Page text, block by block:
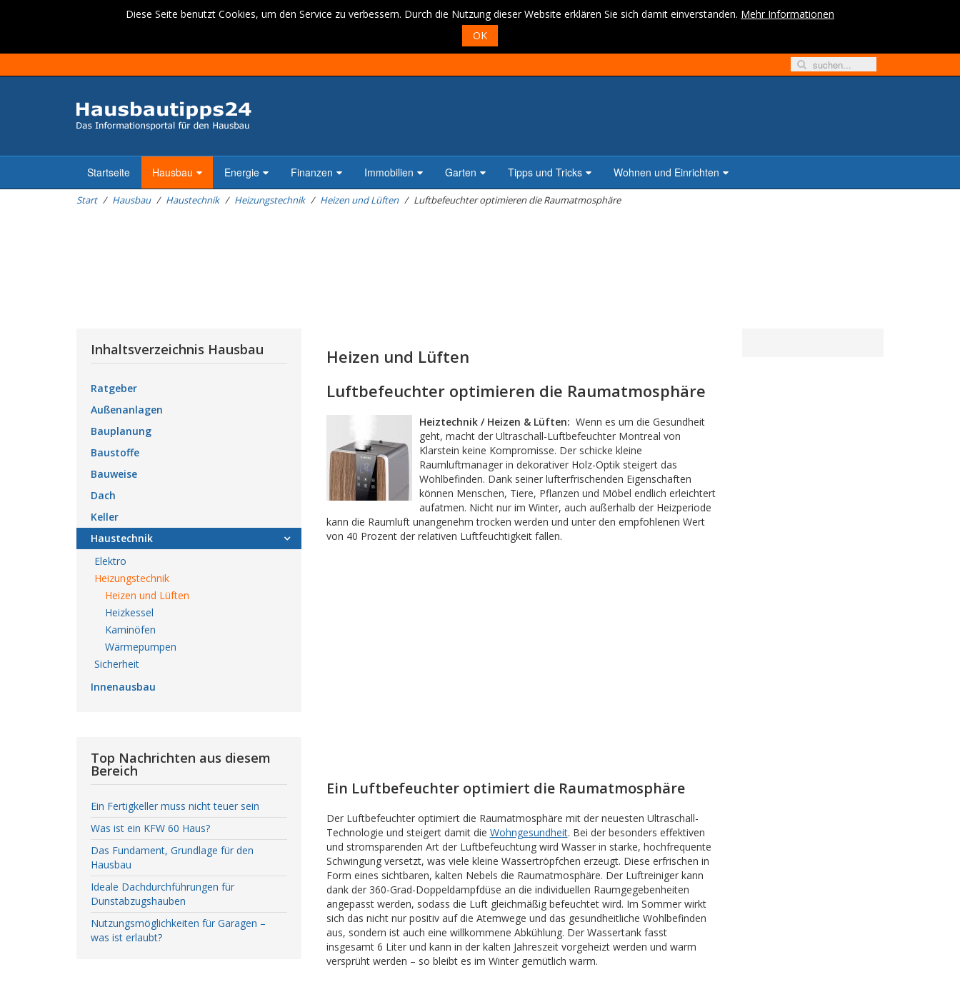
Diese Seite benutzt Cookies, um den Service zu verbessern. Durch die Nutzung dieser Website erklären Sie sich damit einverstanden. Mehr Informationen
OK
Startseite Hausbau Energie Finanzen Immobilien Garten Tipps und Tricks Wohnen und Einrichten
Start Hausbau Haustechnik Heizungstechnik Heizen und Lüften Luftbefeuchter optimieren die Raumatmosphäre
Heizen und Lüften
Luftbefeuchter optimieren die Raumatmosphäre
Heiztechnik / Heizen & Lüften: Wenn es um die Gesundheit
geht, macht der Ultraschall-Luftbefeuchter Montreal von
Klarstein keine Kompromisse. Der schicke kleine
Raumluftmanager in dekorativer Holz-Optik steigert das
Wohlbefinden. Dank seiner lufterfrischenden Eigenschaften
können Menschen, Tiere, Pflanzen und Möbel endlich erleichtert
aufatmen. Nicht nur im Winter, auch außerhalb der Heizperiode
kann die Raumluft unangenehm trocken werden und unter den empfohlenen Wert
von 40 Prozent der relativen Luftfeuchtigkeit fallen.
Ein Luftbefeuchter optimiert die Raumatmosphäre
Der Luftbefeuchter optimiert die Raumatmosphäre mit der neuesten Ultraschall-
Technologie und steigert damit die Wohngesundheit. Bei der besonders effektiven
und stromsparenden Art der Luftbefeuchtung wird Wasser in starke, hochfrequente
Schwingung versetzt, was viele kleine Wassertröpfchen erzeugt. Diese erfrischen in
Form eines sichtbaren, kalten Nebels die Raumatmosphäre. Der Luftreiniger kann
dank der 360-Grad-Doppeldampfdüse an die individuellen Raumgegebenheiten
angepasst werden, sodass die Luft gleichmäßig befeuchtet wird. Im Sommer wirkt
sich das nicht nur positiv auf die Atemwege und das gesundheitliche Wohlbefinden
aus, sondern ist auch eine willkommene Abkühlung. Der Wassertank fasst
insgesamt 6 Liter und kann in der kalten Jahreszeit vorgeheizt werden und warm
versprüht werden – so bleibt es im Winter gemütlich warm.
Inhaltsverzeichnis Hausbau
Ratgeber
Außenanlagen
Bauplanung
Baustoffe
Bauweise
Dach
Keller
Haustechnik
Elektro
Heizungstechnik
Heizen und Lüften
Heizkessel
Kaminöfen
Wärmepumpen
Sicherheit
Innenausbau
Top Nachrichten aus diesem
Bereich
Ein Fertigkeller muss nicht teuer sein
Was ist ein KFW 60 Haus?
Das Fundament, Grundlage für den
Hausbau
Ideale Dachdurchführungen für
Dunstabzugshauben
Nutzungsmöglichkeiten für Garagen –
was ist erlaubt?